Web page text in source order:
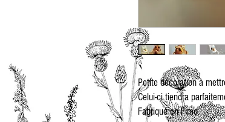
Petite décoration à
Celui-ci tiendra
Fabriqué en Fimo.